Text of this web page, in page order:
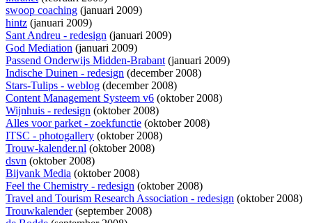
swoop coaching (januari 2009)
hintz (januari 2009)
Sant Andreu - redesign (januari 2009)
God Mediation (januari 2009)
Passend Onderwijs Midden-Brabant(januari 2009)
Indische Duinen - redesign (december 2008)
Stars-Tulips - weblog (december 2008)
Content Management Systeem v6 (oktober 2008)
Wijnhuis - redesign (oktober 2008)
Alles voor parket - zoekfunctie (oktober 2008)
ITSC - photogallery (oktober 2008)
Trouw-kalender.nl (oktober 2008)
dsvn (oktober 2008)
Bijvank Media (oktober 2008)
Feel the Chemistry - redesign (oktober 2008)
Travel and Tourism Research Association - redesign (oktober 2008)
Trouwkalender(september 2008)